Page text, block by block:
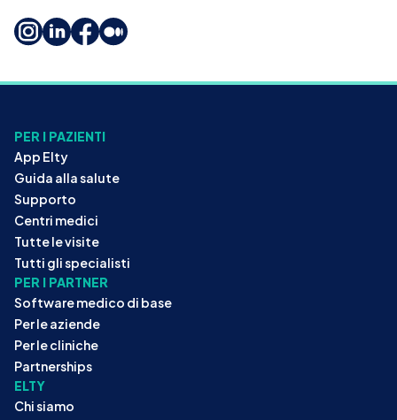
PER I PAZIENTI
App Elty
Guida alla salute
Supporto
Centri medici
Tutte le visite
Tutti gli specialisti
PER I PARTNER
Software medico di base
Per le aziende
Per le cliniche
Partnerships
ELTY
Chi siamo